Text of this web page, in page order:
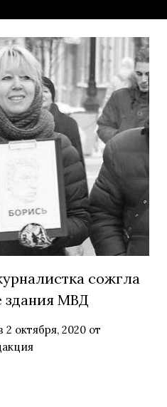
сожгла
здания МВД
2 октября, 2020 от